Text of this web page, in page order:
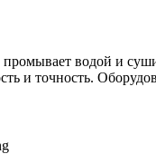
водой и
и точность.